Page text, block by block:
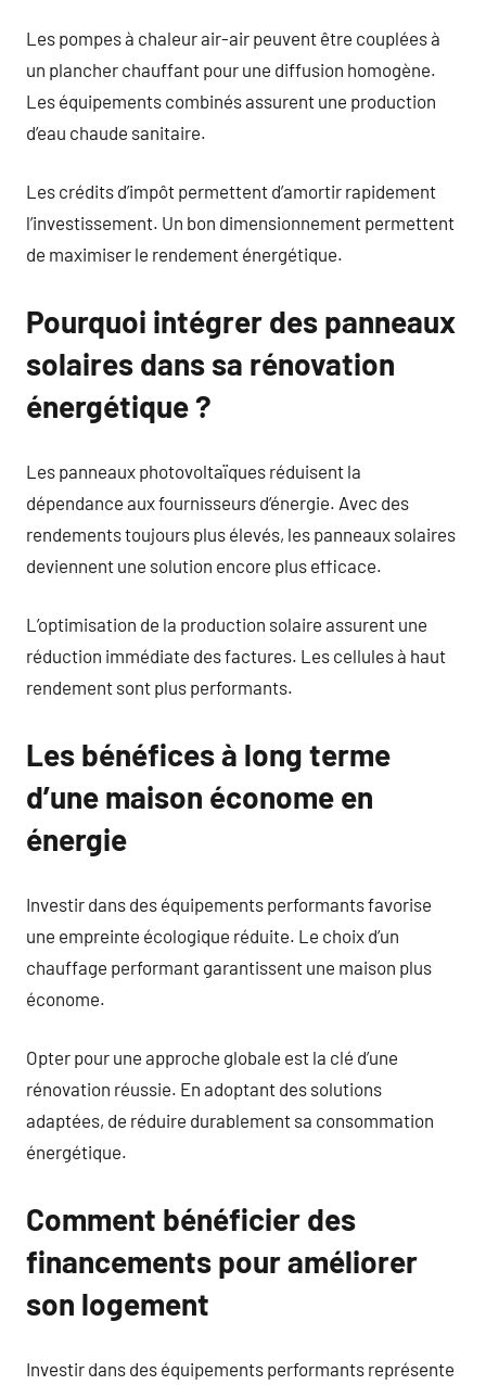
Les pompes à chaleur air-air peuvent être couplées à
un plancher chauffant pour une diffusion homogène.
Les équipements combinés assurent une production
d’eau chaude sanitaire.
Les crédits d’impôt permettent d’amortir rapidement
l’investissement. Un bon dimensionnement permettent
de maximiser le rendement énergétique.
Pourquoi intégrer des panneaux
solaires dans sa rénovation
énergétique ?
Les panneaux photovoltaïques réduisent la
dépendance aux fournisseurs d’énergie. Avec des
rendements toujours plus élevés, les panneaux solaires
deviennent une solution encore plus efficace.
L’optimisation de la production solaire assurent une
réduction immédiate des factures. Les cellules à haut
rendement sont plus performants.
Les bénéfices à long terme
d’une maison économe en
énergie
Investir dans des équipements performants favorise
une empreinte écologique réduite. Le choix d’un
chauffage performant garantissent une maison plus
économe.
Opter pour une approche globale est la clé d’une
rénovation réussie. En adoptant des solutions
adaptées, de réduire durablement sa consommation
énergétique.
Comment bénéficier des
financements pour améliorer
son logement
Investir dans des équipements performants représente